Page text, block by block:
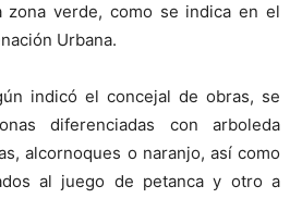
zona verde, como se indica en el
Urbana.
indicó el concejal de obras, se
diferenciadas con arboleda
alcornoques o naranjo, así como
al juego de petanca y otro a